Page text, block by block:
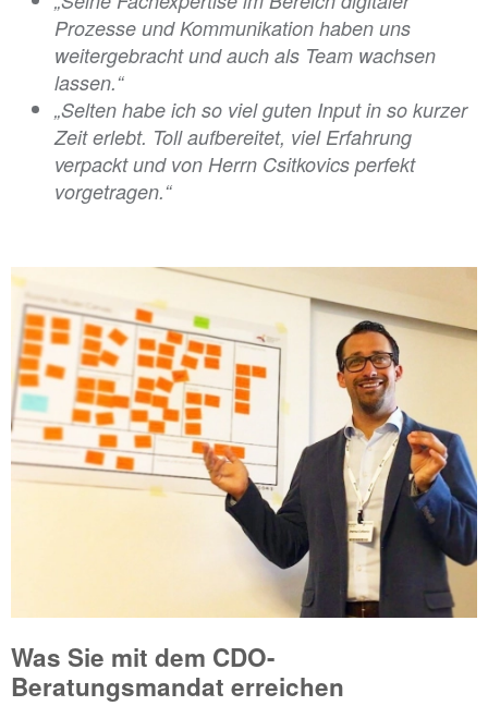
Prozesse und Kommunikation haben uns
weitergebracht und auch als Team wachsen
lassen.“
„Selten habe ich so viel guten Input in so kurzer
Zeit erlebt. Toll aufbereitet, viel Erfahrung
verpackt und von Herrn Csitkovics perfekt
vorgetragen.“
Was Sie mit dem CDO-
Beratungsmandat erreichen